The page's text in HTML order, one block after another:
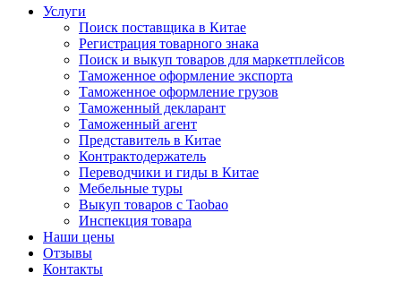
Услуги
Поиск поставщика в Китае
Регистрация товарного знака
Поиск и выкуп товаров для маркетплейсов
Таможенное оформление экспорта
Таможенное оформление грузов
Таможенный декларант
Таможенный агент
Представитель в Китае
Контрактодержатель
Переводчики и гиды в Китае
Мебельные туры
Выкуп товаров с Taobao
Инспекция товара
Наши цены
Отзывы
Контакты